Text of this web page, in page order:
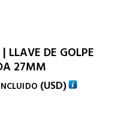
LLAVE DE GOLPE
27MM
(USD)